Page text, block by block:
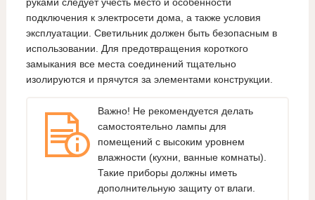
подключения к электросети дома, а также условия
эксплуатации. Светильник должен быть безопасным в
использовании. Для предотвращения короткого
замыкания все места соединений тщательно
изолируются и прячутся за элементами конструкции.
Важно! Не рекомендуется делать
самостоятельно лампы для
помещений с высоким уровнем
влажности (кухни, ванные комнаты).
Такие приборы должны иметь
дополнительную защиту от влаги.